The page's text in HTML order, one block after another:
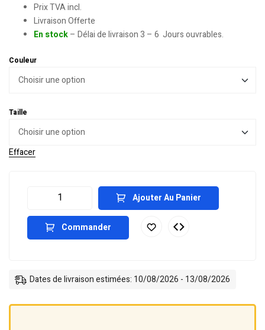
Prix TVA incl.
Livraison Offerte
En stock– Délai de livraison 3 – 6 Jours ouvrables.
Couleur
Taille
Effacer
Ajouter Au Panier
Commander
Dates de livraison estimées: 10/08/2026 - 13/08/2026